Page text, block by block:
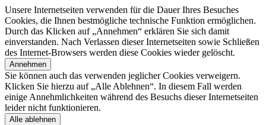
Unsere Internetseiten verwenden für die Dauer Ihres Besuches
Cookies, die Ihnen bestmögliche technische Funktion ermöglichen.
Durch das Klicken auf „Annehmen“ erklären Sie sich damit
einverstanden. Nach Verlassen dieser Internetseiten sowie Schließen
des Internet-Browsers werden diese Cookies wieder gelöscht.
Annehmen
Sie können auch das verwenden jeglicher Cookies verweigern.
Klicken Sie hierzu auf „Alle Ablehnen“. In diesem Fall werden
einige Annehmlichkeiten während des Besuchs dieser Internetseiten
leider nicht funktionieren.
Alle ablehnen